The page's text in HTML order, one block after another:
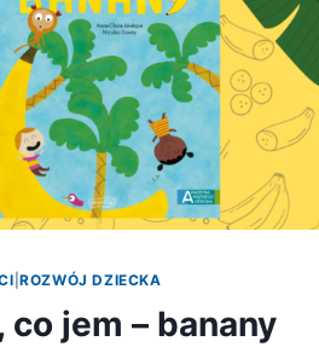
|ROZWÓJ DZIECKA
co jem – banany